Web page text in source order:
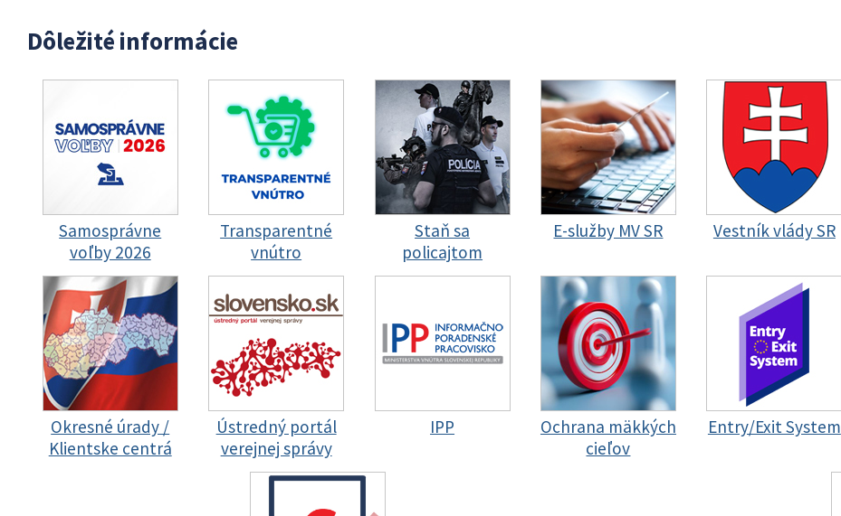
Dôležité informácie
Samosprávne
voľby 2026
Transparentné
vnútro
Staň sa
policajtom
E-služby MV SR Vestník vlády SR
Okresné úrady /
Klientske centrá
Ústredný portál
verejnej správy
IPP
Ochrana mäkkých
cieľov
Entry/Exit System